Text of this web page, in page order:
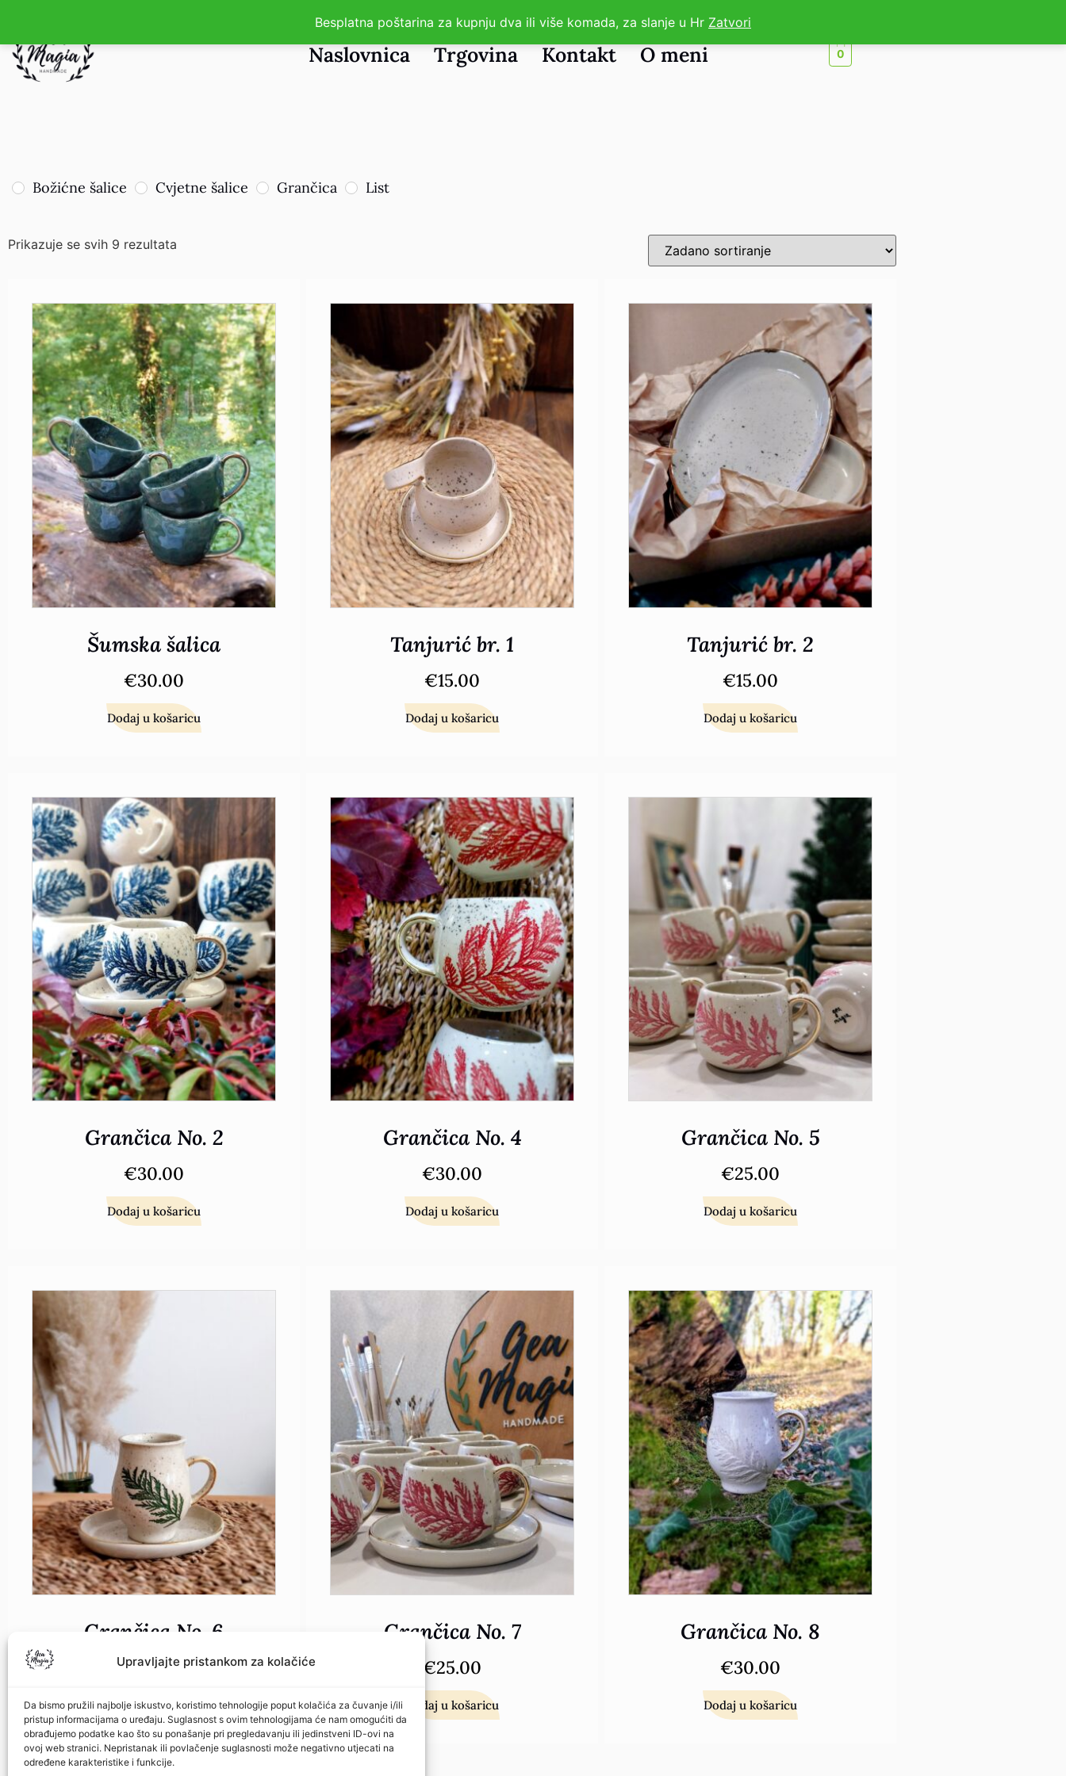
Upravljajte pristankom za kolačiće
Da bismo pružili najbolje iskustvo, koristimo tehnologije poput kolačića za čuvanje i/ili
pristup informacijama o uređaju. Suglasnost s ovim tehnologijama će nam omogućiti da
obrađujemo podatke kao što su ponašanje pri pregledavanju ili jedinstveni ID-ovi na
ovoj web stranici. Nepristanak ili povlačenje suglasnosti može negativno utjecati na
određene karakteristike i funkcije.
Besplatna poštarina za kupnju dva ili više komada, za slanje u Hr Zatvori
Naslovnica Trgovina Kontakt O meni 0
Božićne šalice Cvjetne šalice Grančica List
Prikazuje se svih 9 rezultata
Šumska šalica
€30.00
Dodaj u košaricu
Tanjurić br. 1
€15.00
Dodaj u košaricu
Tanjurić br. 2
€15.00
Dodaj u košaricu
Grančica No. 2
€30.00
Dodaj u košaricu
Grančica No. 4
€30.00
Dodaj u košaricu
Grančica No. 5
€25.00
Dodaj u košaricu
Grančica No. 6
€30.00
Dodaj u košaricu
Grančica No. 7
€25.00
Dodaj u košaricu
Grančica No. 8
€30.00
Dodaj u košaricu